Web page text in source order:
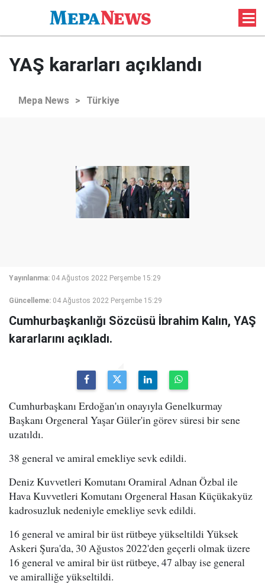
YAŞ kararları açıklandı
Mepa News > Türkiye
Yayınlanma: 04 Ağustos 2022 Perşembe 15:29
Güncelleme: 04 Ağustos 2022 Perşembe 15:29
Cumhurbaşkanlığı Sözcüsü İbrahim Kalın, YAŞ
kararlarını açıkladı.
Cumhurbaşkanı Erdoğan'ın onayıyla Genelkurmay
Başkanı Orgeneral Yaşar Güler'in görev süresi bir sene
uzatıldı.
38 general ve amiral emekliye sevk edildi.
Deniz Kuvvetleri Komutanı Oramiral Adnan Özbal ile
Hava Kuvvetleri Komutanı Orgeneral Hasan Küçükakyüz
kadrosuzluk nedeniyle emekliye sevk edildi.
16 general ve amiral bir üst rütbeye yükseltildi Yüksek
Askeri Şura'da, 30 Ağustos 2022'den geçerli olmak üzere
16 general ve amiral bir üst rütbeye, 47 albay ise general
ve amiralliğe yükseltildi.